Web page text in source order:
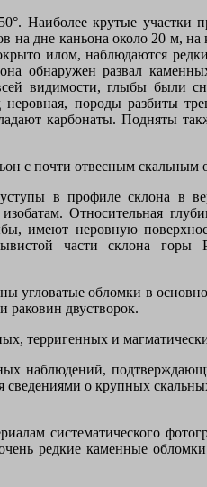
Наиболее крутые участки
дне каньона около 20 м, на
илом, наблюдаются
обнаружен развал
всей видимости, глыбы были
породы разбиты
карбонаты. Подняты
с почти отвесным скальным
в профиле склона в
Относительная
имеют неровную
части склона горы
угловатые обломки в
раковин двустворок.
терригенных и
наблюдений,
о крупных
систематического
редкие каменные